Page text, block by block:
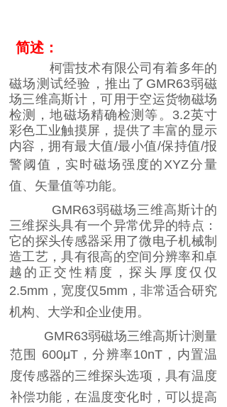
简述：
柯雷技术有限公司有着多年的
磁场测试经验，推出了 GMR63弱磁
场三维高斯计，可用于空运货物磁场
检测，地磁场精确检测等。 3.2英寸
彩色工业触摸屏，提供了丰富的显示
内容，拥有最大值/最小值/保持值/报
警阈值，实时磁场强度的XYZ分量
值、矢量值等功能。
GMR63弱磁场三维高斯计的
三维探头具有一个异常优异的特点：
它的探头传感器采用了微电子机械制
造工艺，具有很高的空间分辨率和卓
越的正交性精度，探头厚度仅仅
2.5mm ，宽度仅5mm ，非常适合研究
机构、大学和企业使用。
GMR63弱磁场三维高斯计测量
范围
600μT，分辨率10nT ，内置温
度传感器的三维探头选项，具有温度
补偿功能，在温度变化时，可以提高